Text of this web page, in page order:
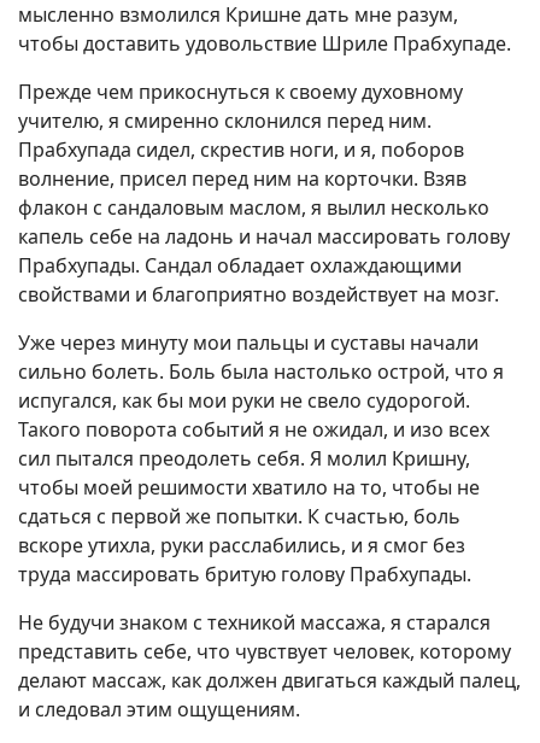
мысленно взмолился Кришне дать мне разум,
чтобы доставить удовольствие Шриле Прабхупаде.
Прежде чем прикоснуться к своему духовному
учителю, я смиренно склонился перед ним.
Прабхупада сидел, скрестив ноги, и я, поборов
волнение, присел перед ним на корточки. Взяв
флакон с сандаловым маслом, я вылил несколько
капель себе на ладонь и начал массировать голову
Прабхупады. Сандал обладает охлаждающими
свойствами и благоприятно воздействует на мозг.
Уже через минуту мои пальцы и суставы начали
сильно болеть. Боль была настолько острой, что я
испугался, как бы мои руки не свело судорогой.
Такого поворота событий я не ожидал, и изо всех
сил пытался преодолеть себя. Я молил Кришну,
чтобы моей решимости хватило на то, чтобы не
сдаться с первой же попытки. К счастью, боль
вскоре утихла, руки расслабились, и я смог без
труда массировать бритую голову Прабхупады.
Не будучи знаком с техникой массажа, я старался
представить себе, что чувствует человек, которому
делают массаж, как должен двигаться каждый палец,
и следовал этим ощущениям.